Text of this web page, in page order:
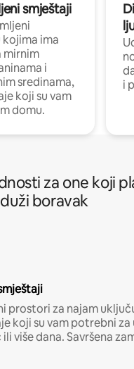
smještaji
ima
mirnim
i
sredinama,
koji su vam
domu.
i
za one koji
duži boravak
prostori za najam
koji su vam potrebni
više dana. Savršena